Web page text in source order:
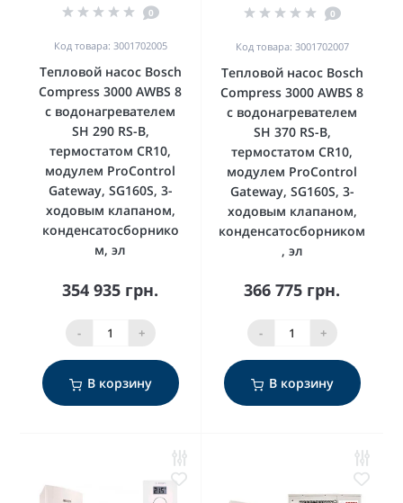
0
Код товара: 3001702005
Тепловой насос Bosch
Compress 3000 AWBS 8
с водонагревателем
SH 290 RS-B,
термостатом CR10,
модулем ProControl
Gateway, SG160S, 3-
ходовым клапаном,
конденсатосборнико
м, эл
354 935 грн.
- +
В корзину
0
Код товара: 3001702007
Тепловой насос Bosch
Compress 3000 AWBS 8
с водонагревателем
SH 370 RS-B,
термостатом CR10,
модулем ProControl
Gateway, SG160S, 3-
ходовым клапаном,
конденсатосборником
, эл
366 775 грн.
- +
В корзину